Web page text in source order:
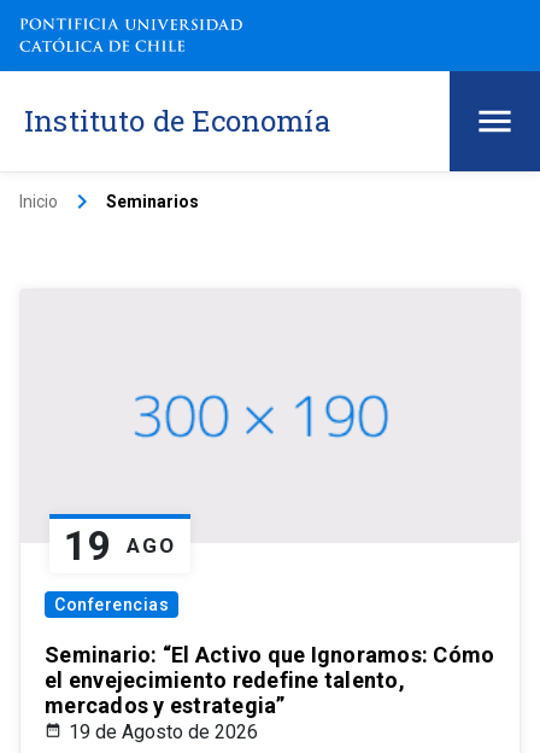
Instituto de Economía
Inicio keyboard_arrow_right Seminarios
19 AGO
Conferencias
Seminario: “El Activo que Ignoramos: Cómo
el envejecimiento redefine talento,
mercados y estrategia”
19 de Agosto de 2026